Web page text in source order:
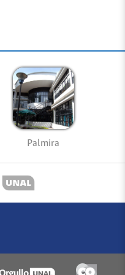
Palmira